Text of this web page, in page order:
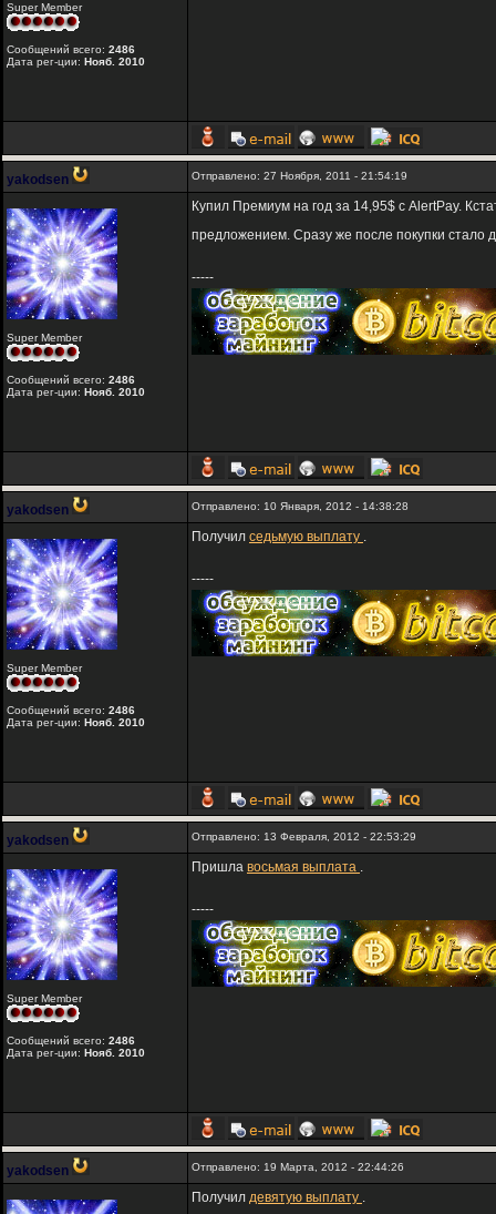
Super Member
Сообщений всего: 2486
Дата рег-ции: Нояб. 2010
yakodsen Отправлено: 27 Ноября, 2011 - 21:54:19
Super Member
Сообщений всего: 2486
Дата рег-ции: Нояб. 2010
Купил Премиум на год за 14,95$ с AlertPay.
предложением. Сразу же после покупки стало
-----
yakodsen Отправлено: 10 Января, 2012 - 14:38:28
Super Member
Сообщений всего: 2486
Дата рег-ции: Нояб. 2010
Получил седьмую выплату .
-----
yakodsen Отправлено: 13 Февраля, 2012 - 22:53:29
Super Member
Сообщений всего: 2486
Дата рег-ции: Нояб. 2010
Пришла восьмая выплата .
-----
yakodsen Отправлено: 19 Марта, 2012 - 22:44:26
Получил девятую выплату .